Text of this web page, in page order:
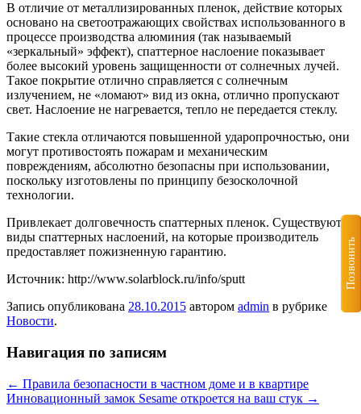
В отличие от металлизированных пленок, действие которых
основано на светоотражающих свойствах использованного в
процессе производства алюминия (так называемый
«зеркальный» эффект), спаттерное наслоение показывает
более высокий уровень защищенности от солнечных лучей.
Такое покрытие отлично справляется с солнечным
излучением, не «ломают» вид из окна, отлично пропускают
свет. Наслоение не нагревается, тепло не передается стеклу.
Такие стекла отличаются повышенной ударопрочностью, они
могут противостоять пожарам и механическим
повреждениям, абсолютно безопасны при использовании,
поскольку изготовлены по принципу безосколочной
технологии.
Привлекает долговечность спаттерных пленок. Существуют
виды спаттерных наслоений, на которые производитель
предоставляет пожизненную гарантию.
Источник: http://www.solarblock.ru/info/sputt
Запись опубликована 28.10.2015 автором admin в рубрике
Новости.
Навигация по записям
← Правила безопасности в частном доме и в квартире
Инновационный замок Sesame откроется на ваш стук →
Позвонить